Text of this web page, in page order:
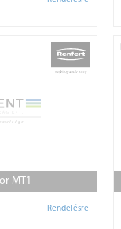
MT1
Rendelésre